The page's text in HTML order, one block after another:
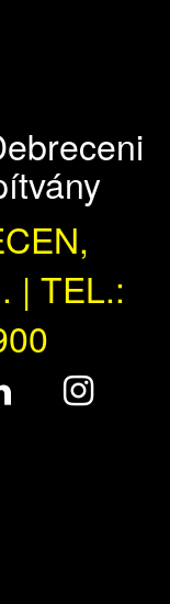
| TEL.: